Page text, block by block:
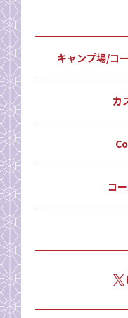
キャンプ場/コ
カ
コ